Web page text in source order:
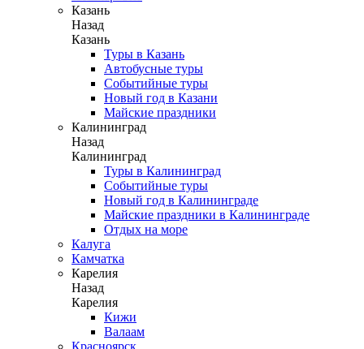
Казань
Назад
Казань
Туры в Казань
Автобусные туры
Событийные туры
Новый год в Казани
Майские праздники
Калининград
Назад
Калининград
Туры в Калининград
Событийные туры
Новый год в Калининграде
Майские праздники в Калининграде
Отдых на море
Калуга
Камчатка
Карелия
Назад
Карелия
Кижи
Валаам
Красноярск